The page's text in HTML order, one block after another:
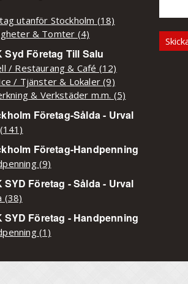
utanför Stockholm (18)
& Tomter (4)
Syd Företag Till Salu
/ Restaurang & Café (12)
/ Tjänster & Lokaler (9)
& Verkstäder m.m. (5)
Företag-Sålda - Urval
Företag-Handpenning
(9)
SYD Företag - Sålda - Urval
(38)
SYD Företag - Handpenning
(1)